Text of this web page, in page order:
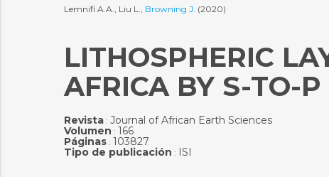
Lemnifi A.A., Liu L., Browning J. (2020)
LITHOSPHERIC
AFRICA BY S-TO-P
Revista: Journal of African Earth Sciences
Volumen : 166
Páginas: 103827
Tipo de publicación : ISI